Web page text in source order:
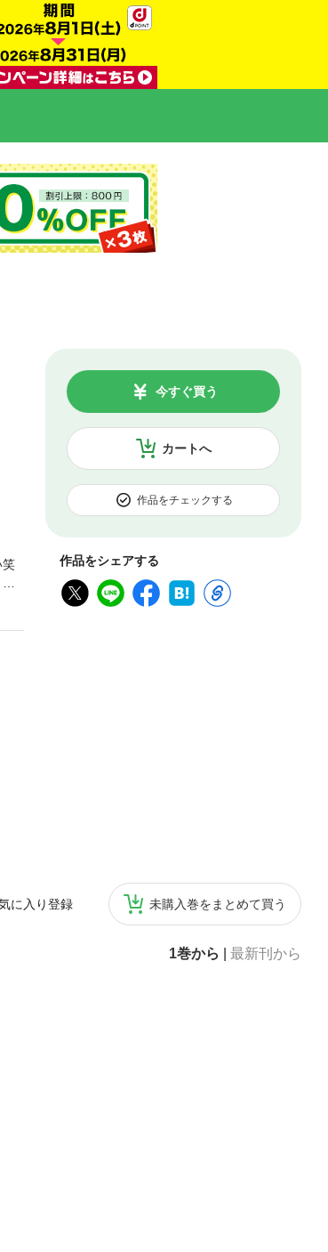
カートへ
今すぐ買う
作品をチェックする
作品をシェアする
に入り登録 未購入巻をまとめて買う
1巻から 最新刊から
笑
。